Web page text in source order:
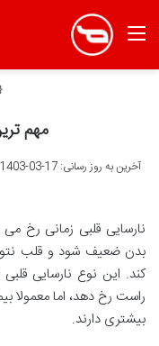
منو
مهم
آخرین به روز رسانی: 17-03-1403
نارسایی قلبی زمانی رخ
بدن ضعیف شود و قلب
کند. این نوع نارسایی
راست رخ دهد، اما معمولا
بیشتری دارند.